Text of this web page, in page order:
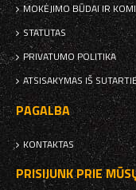
MOKĖJIMO BŪDAI IR
STATUTAS
PRIVATUMO POLITIKA
ATSISAKYMAS IŠ
PAGALBA
KONTAKTAS
PRISIJUNK PRIE